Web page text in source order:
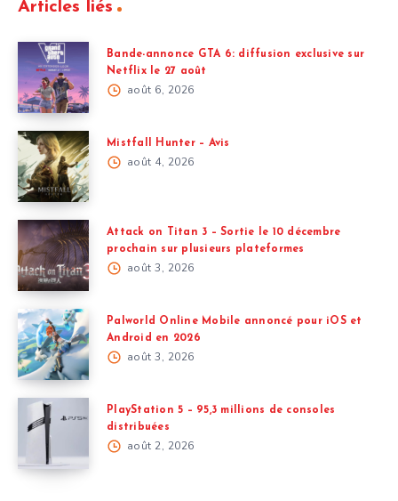
Articles liés
Bande-annonce GTA 6: diffusion exclusive sur
Netflix le 27 août
août 6, 2026
Mistfall Hunter – Avis
août 4, 2026
Attack on Titan 3 – Sortie le 10 décembre
prochain sur plusieurs plateformes
août 3, 2026
Palworld Online Mobile annoncé pour iOS et
Android en 2026
août 3, 2026
PlayStation 5 – 95,3 millions de consoles
distribuées
août 2, 2026